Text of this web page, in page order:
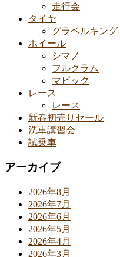
走行会
タイヤ
グラベルキング
ホイール
シマノ
フルクラム
マビック
レース
レース
新春初売りセール
洗車講習会
試乗車
アーカイブ
2026年8月
2026年7月
2026年6月
2026年5月
2026年4月
2026年3月